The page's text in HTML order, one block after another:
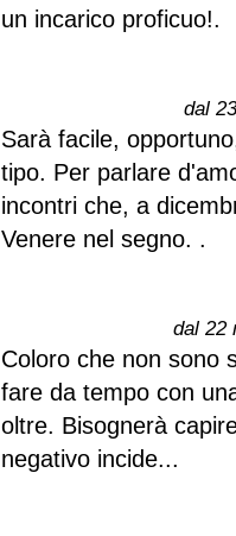
un incarico proficuo!.
dal
Sarà facile,
tipo. Per parlare
incontri che, a
Venere nel segno. .
dal 22
Coloro che non sono
fare da tempo con
oltre. Bisognerà
negativo incide...